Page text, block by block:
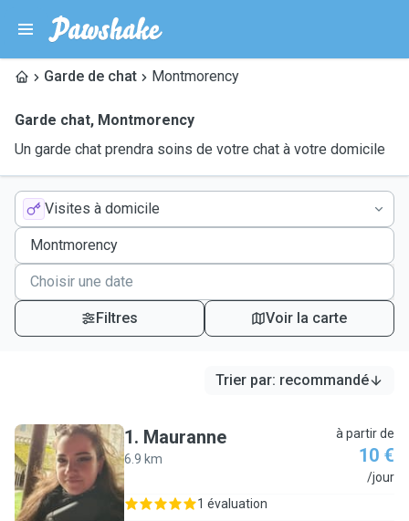
Garde de chat Montmorency
Garde chat, Montmorency
Un garde chat prendra soins de votre chat à votre domicile
Visites à domicile
Filtres Voir la carte
Trier par: recommandé
M
1. Mauranne
6.9 km
à partir de
10 €
/jour
1 évaluation